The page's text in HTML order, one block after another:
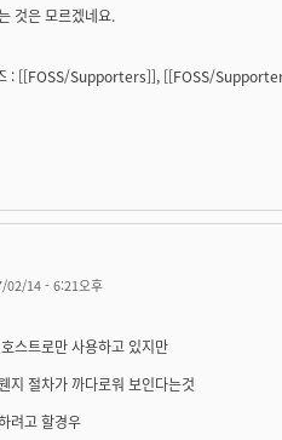
것은 모르겠네요.
: [[FOSS/Supporters]], [[FOSS/
02/14 - 6:21오후
스트로만 사용하고 있지만
지 절차가 까다로워 보인다는것
려고 할경우